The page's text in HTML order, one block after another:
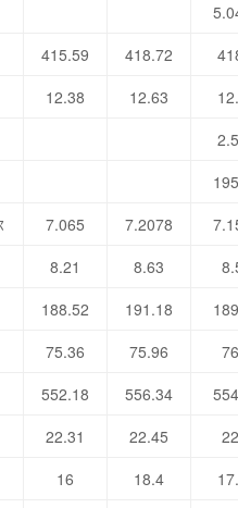
415.59 418.72
12.38 12.63
7.065 7.2078
8.21 8.63
188.52 191.18
75.36 75.96
552.18 556.34
22.31 22.45
16 18.4